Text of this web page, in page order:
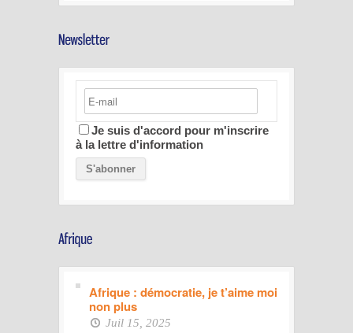
Je suis d'accord pour m'inscrire
à la lettre d'information
Afrique : démocratie, je t’aime moi
non plus
Juil 15, 2025